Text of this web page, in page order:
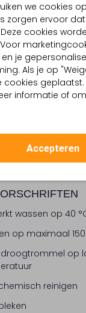
we cookies op
zorgen ervoor
cookies
je
Als je op
cookies geplaatst.
informatie of
Accepteren
look
wassen op 40
op maximaal 150
droogtrommel op
reinigen